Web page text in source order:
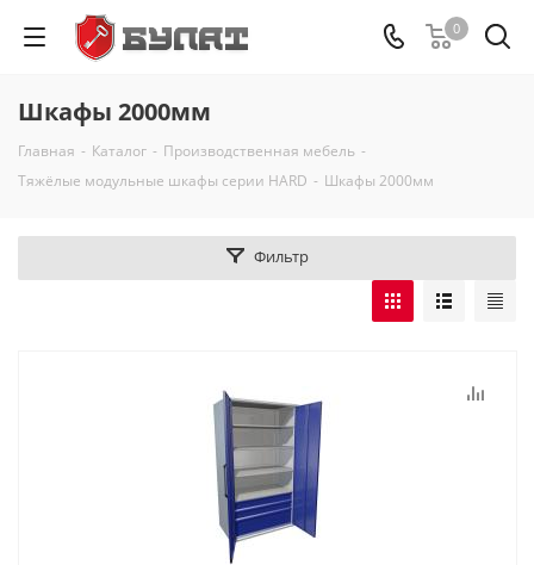
0
Шкафы 2000мм
Главная - Каталог - Производственная мебель -
Тяжёлые модульные шкафы серии HARD - Шкафы 2000мм
Фильтр